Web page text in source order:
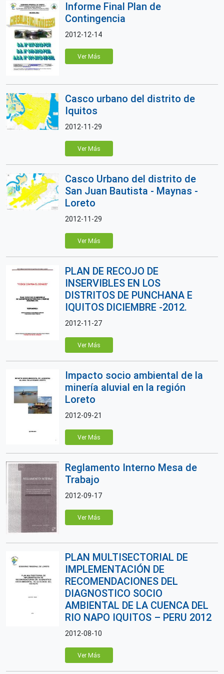
Informe Final Plan de
Contingencia
2012-12-14
Ver Más
Casco urbano del distrito de
Iquitos
2012-11-29
Ver Más
Casco Urbano del distrito de
San Juan Bautista - Maynas -
Loreto
2012-11-29
Ver Más
PLAN DE RECOJO DE
INSERVIBLES EN LOS
DISTRITOS DE PUNCHANA E
IQUITOS DICIEMBRE -2012.
2012-11-27
Ver Más
Impacto socio ambiental de la
minería aluvial en la región
Loreto
2012-09-21
Ver Más
Reglamento Interno Mesa de
Trabajo
2012-09-17
Ver Más
PLAN MULTISECTORIAL DE
IMPLEMENTACIÓN DE
RECOMENDACIONES DEL
DIAGNOSTICO SOCIO
AMBIENTAL DE LA CUENCA DEL
RIO NAPO IQUITOS – PERU 2012
2012-08-10
Ver Más